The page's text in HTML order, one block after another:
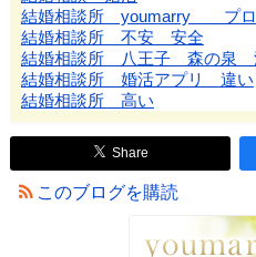
結婚相談所 youmarry プロ
結婚相談所 不安 安全
結婚相談所 八王子 森の
結婚相談所 婚活アプリ 違い
結婚相談所 高い
Share
このブログを購読